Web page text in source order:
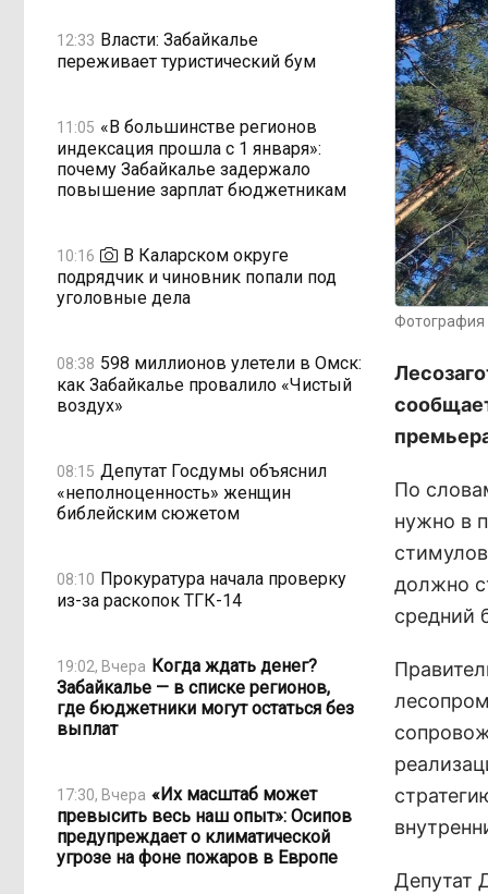
12:33 Власти: Забайкалье
переживает туристический бум
11:05 «В большинстве регионов
индексация прошла с 1 января»:
почему Забайкалье задержало
повышение зарплат бюджетникам
10:16
В Каларском округе
подрядчик и чиновник попали под
уголовные дела
08:38 598 миллионов улетели в Омск:
как Забайкалье провалило «Чистый
воздух»
08:15 Депутат Госдумы объяснил
«неполноценность» женщин
библейским сюжетом
08:10 Прокуратура начала проверку
из-за раскопок ТГК-14
19:02, Вчера Когда ждать денег?
Забайкалье — в списке регионов,
где бюджетники могут остаться без
выплат
17:30, Вчера «Их масштаб может
превысить весь наш опыт»: Осипов
предупреждает о климатической
угрозе на фоне пожаров в Европе
Фотография
По
нужно в
должно
средний
Депутат